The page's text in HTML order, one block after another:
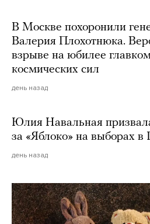
В Москве похоронили
Валерия Плохотнюка.
взрыве на юбилее
космических сил
день назад
Юлия Навальная
за «Яблоко» на выборах в
день назад